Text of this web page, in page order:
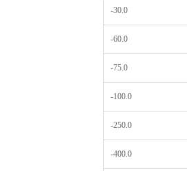
-30.0
-60.0
-75.0
-100.0
-250.0
-400.0